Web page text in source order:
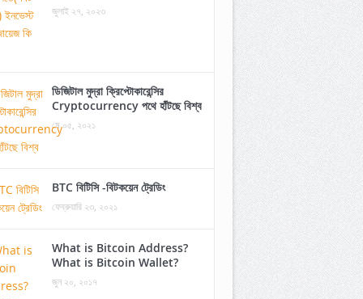
জুলাই ২৭, ২০২৩
ডিজিটাল মুদ্রা ক্রিপ্টোকারেন্সির
Cryptocurrency পথে হাঁটছে বিশ্ব
মে ০৫, ২০২১
BTC বিটিসি -বিটকয়েন ট্রেডিং
ফেব্রুয়ারি ২৩, ২০২১
What is Bitcoin Address?
What is Bitcoin Wallet?
জুন ২০, ২০১৭